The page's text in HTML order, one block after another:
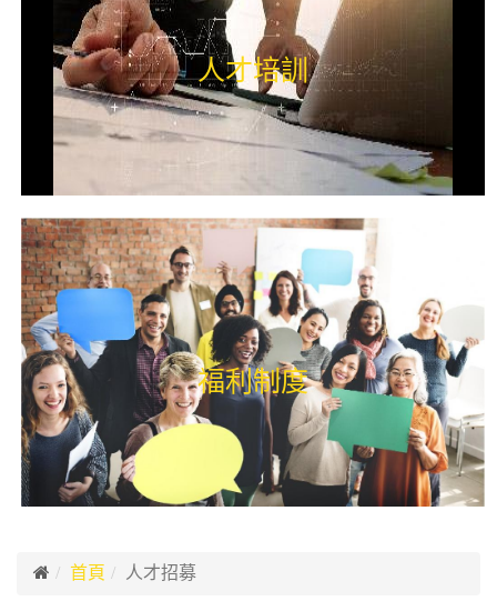
人才培訓
福利制度
首頁 人才招募